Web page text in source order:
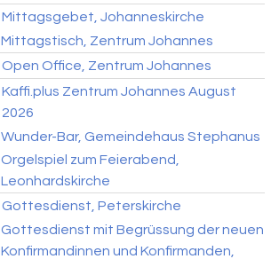
Mittagsgebet, Johanneskirche
Mittagstisch, Zentrum Johannes
Open Office, Zentrum Johannes
Kaffi.plus Zentrum Johannes August
2026
Wunder-Bar, Gemeindehaus Stephanus
Orgelspiel zum Feierabend,
Leonhardskirche
Gottesdienst, Peterskirche
Gottesdienst mit Begrüssung der neuen
Konfirmandinnen und Konfirmanden,